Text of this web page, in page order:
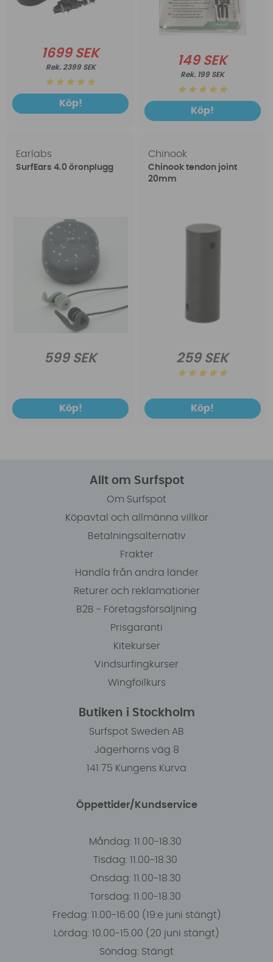
1699 SEK
2399 SEK
Köp!
149 SEK
199 SEK
Köp!
Earlabs
SurfEars 4.0 öronplugg
599 SEK
Köp!
Chinook
Chinook tendon joint
20mm
259 SEK
Köp!
Allt om Surfspot
Om Surfspot
Köpavtal och allmänna villkor
Betalningsalternativ
Frakter
Handla från andra länder
Returer och reklamationer
B2B - Företagsförsäljning
Prisgaranti
Kitekurser
Vindsurfingkurser
Wingfoilkurs
Butiken i Stockholm
Surfspot Sweden AB
Jägerhorns väg 8
141 75 Kungens Kurva
Öppettider/Kundservice
Måndag: 11.00-18.30
Tisdag: 11.00-18.30
Onsdag: 11.00-18.30
Torsdag: 11.00-18.30
Fredag: 11.00-16:00 (19:e juni stängt)
Lördag: 10.00-15.00 (20 juni stängt)
Söndag: Stängt